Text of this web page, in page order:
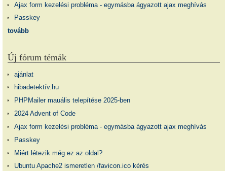
Ajax form kezelési probléma - egymásba ágyazott ajax meghívás
Passkey
tovább
Új fórum témák
ajánlat
hibadetektív.hu
PHPMailer mauális telepítése 2025-ben
2024 Advent of Code
Ajax form kezelési probléma - egymásba ágyazott ajax meghívás
Passkey
Miért létezik még ez az oldal?
Ubuntu Apache2 ismeretlen /favicon.ico kérés